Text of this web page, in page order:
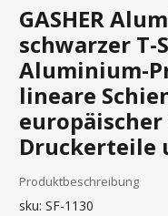
GASHER
schwarzer T-
Aluminium-
lineare
Druckerteile
Produktbeschreibung
sku: SF-1130